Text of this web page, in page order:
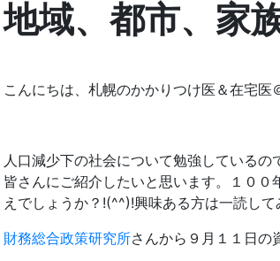
地域、都市、家
こんにちは、札幌のかかりつけ医＆在宅医
人口減少下の社会について勉強している
皆さんにご紹介したいと思います。１０
えでしょうか？!(^^)!興味ある方は一読して
財務総合政策研究所さんから９月１１日の